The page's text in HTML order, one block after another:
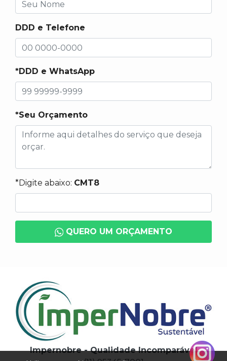
DDD e Telefone
*DDD e WhatsApp
*Seu Orçamento
*Digite abaixo: CMT8
QUERO UM ORÇAMENTO
Impernobre - Qualidade Incomparável